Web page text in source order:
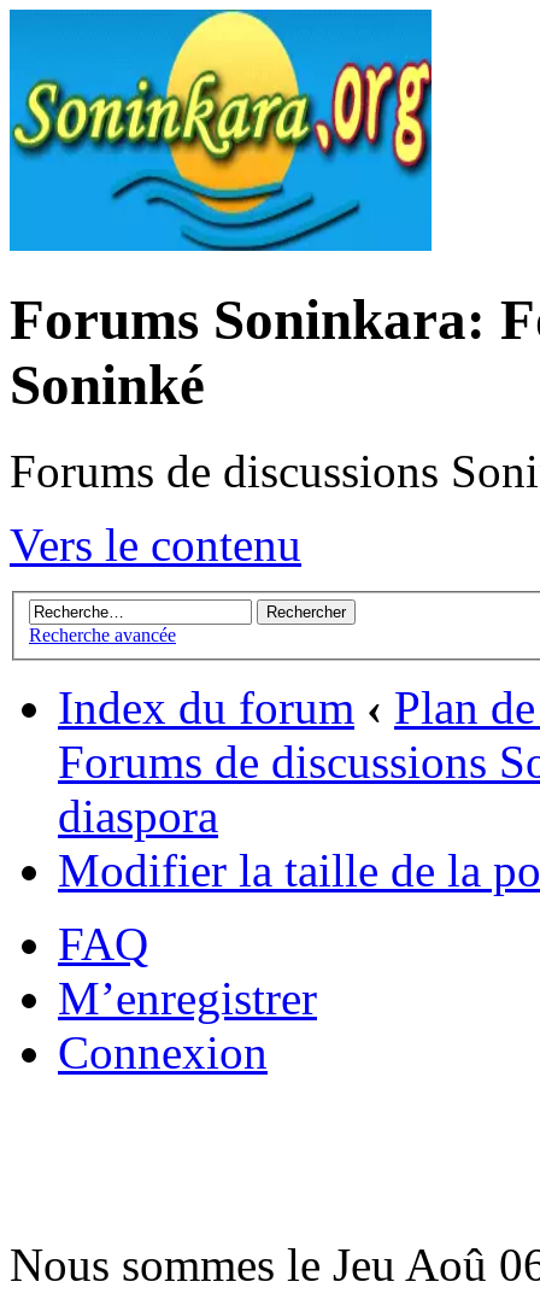
Forums Soninkara:
Soninké
Forums de discussions
Vers le contenu
Recherche avancée
Index du forum ‹ Plan
Forums de discussions
diaspora
Modifier la taille de la
FAQ
M’enregistrer
Connexion
Nous sommes le Jeu Aoû